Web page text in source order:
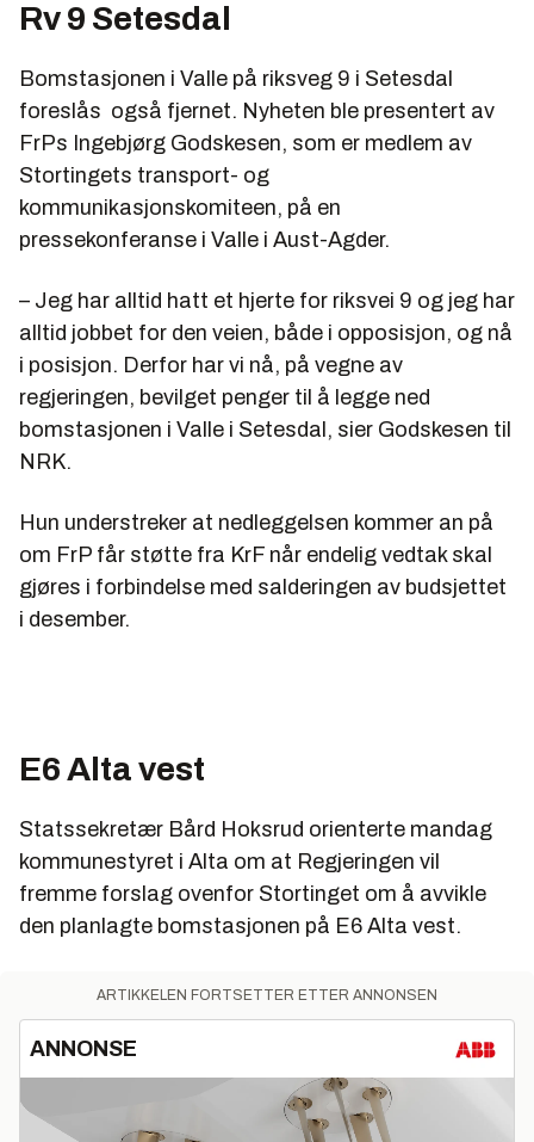
Rv 9 Setesdal
Bomstasjonen i Valle på riksveg 9 i Setesdal
foreslås også fjernet. Nyheten ble presentert av
FrPs Ingebjørg Godskesen, som er medlem av
Stortingets transport- og
kommunikasjonskomiteen, på en
pressekonferanse i Valle i Aust-Agder.
– Jeg har alltid hatt et hjerte for riksvei 9 og jeg har
alltid jobbet for den veien, både i opposisjon, og nå
i posisjon. Derfor har vi nå, på vegne av
regjeringen, bevilget penger til å legge ned
bomstasjonen i Valle i Setesdal, sier Godskesen til
NRK.
Hun understreker at nedleggelsen kommer an på
om FrP får støtte fra KrF når endelig vedtak skal
gjøres i forbindelse med salderingen av budsjettet
i desember.
E6 Alta vest
Statssekretær Bård Hoksrud orienterte mandag
kommunestyret i Alta om at Regjeringen vil
fremme forslag ovenfor Stortinget om å avvikle
den planlagte bomstasjonen på E6 Alta vest.
ARTIKKELEN FORTSETTER ETTER ANNONSEN
ANNONSE